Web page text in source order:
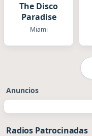
The Disco
Paradise
Miami
Anuncios
Radios Patrocinadas